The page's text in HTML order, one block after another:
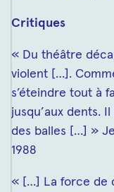
Critiques
« Du théâtre
violent […].
s’éteindre tout à
jusqu’aux dents.
des balles […] »
1988
« […] La force de